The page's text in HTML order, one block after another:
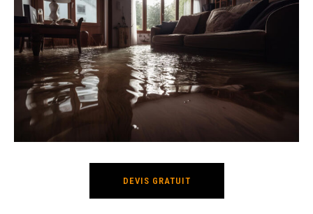
DEVIS GRATUIT